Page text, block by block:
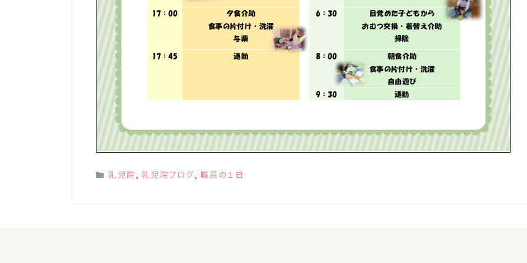
Categories
乳児院 , 乳児院ブログ, 職員の１日